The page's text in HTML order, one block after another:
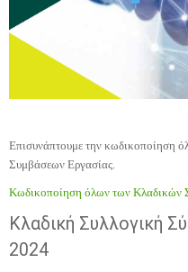
Επισυνάπτουμε την κωδικοποίηση
Συμβάσεων Εργασίας.
Κωδικοποίηση όλων των Κλαδικών
Κλαδική Συλλογική
2024